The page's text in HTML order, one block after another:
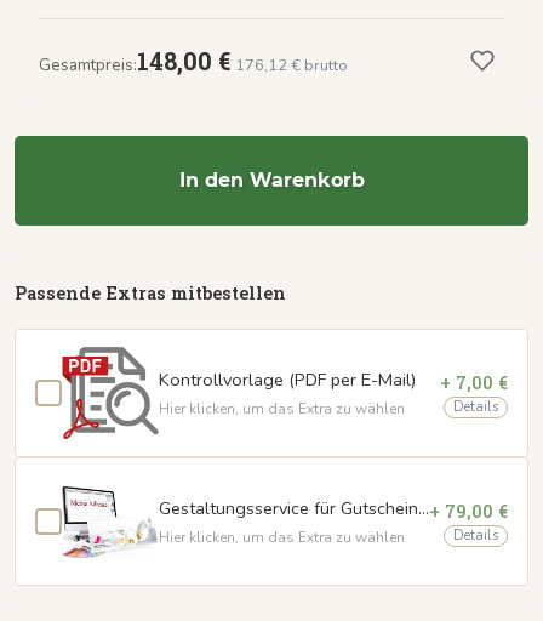
Gesamtpreis:148,00 € 176,12 € brutto
In den Warenkorb
Passende Extras mitbestellen
Kontrollvorlage (PDF per E-Mail)
Hier klicken, um das Extra zu wählen
+ 7,00 €
Details
Gestaltungsservice für Gutscheinkarten
Hier klicken, um das Extra zu wählen
+ 79,00 €
Details